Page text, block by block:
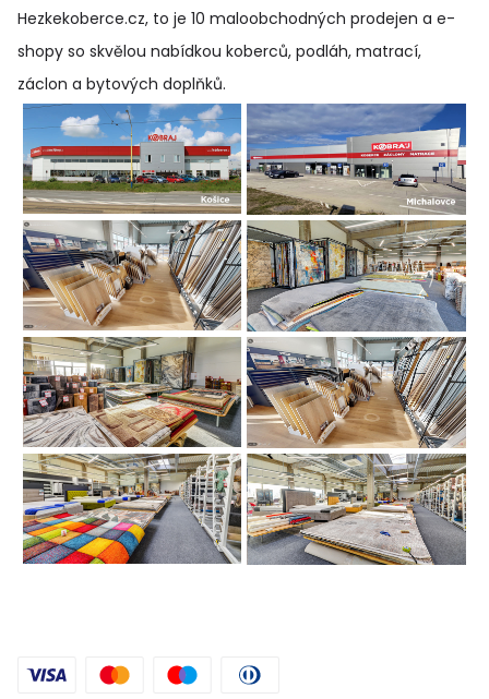
Hezkekoberce.cz, to je 10 maloobchodných prodejen a e-
shopy so skvělou nabídkou koberců, podláh, matrací,
záclon a bytových doplňků.